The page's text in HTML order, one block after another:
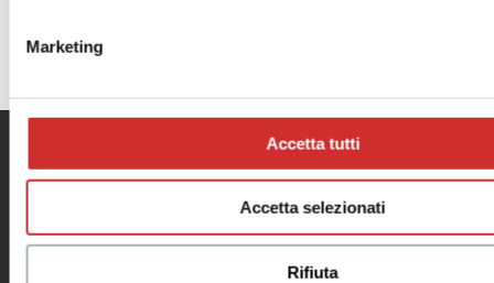
Marketing
Accetta tutti
Accetta selezionati
Rifiuta
Dove siamo
Informazioni utili
Cookie Policy